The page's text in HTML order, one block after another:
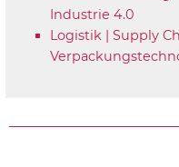
Industrie 4.0
Logistik | Supply